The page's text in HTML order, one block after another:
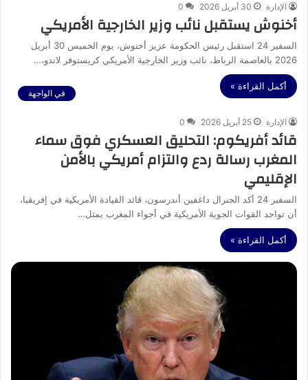
الإدارة 30 أبريل 2026 0
أخنوش يستقبل نائب وزير الخارجية الأمريكي
السفير 24 استقبل رئيس الحكومة عزيز أخنوش، يوم الخميس 30 أبريل
2026 بالعاصمة الرباط، نائب وزير الخارجية الأمريكي كريستوفر لاندو،…
أكمل القراءة »
في الواجهة
الإدارة 25 أبريل 2026 0
قائد أفريكوم: التحليق العسكري فوق سماء
المغرب رسالة ردع والتزام أمريكي بالأمن
الإقليمي
السفير 24 أكد الجنرال داغفين أندرسون، قائد القيادة الأمريكية في إفريقيا،
أن تواجد القوات الجوية الأمريكية في أجواء المغرب يمثل…
أكمل القراءة »